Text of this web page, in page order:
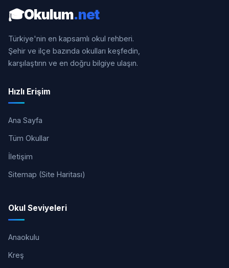
🎓Okulum.net
Türkiye'nin en kapsamlı okul rehberi.
Şehir ve ilçe bazında okulları keşfedin,
karşılaştırın ve en doğru bilgiye ulaşın.
Hızlı Erişim
Ana Sayfa
Tüm Okullar
İletişim
Sitemap (Site Haritası)
Okul Seviyeleri
Anaokulu
Kreş